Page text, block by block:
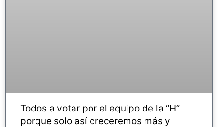
Todos a votar por el equipo de la “H”
porque solo así creceremos más y